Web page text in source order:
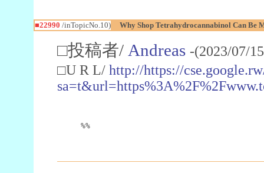
■22990 /inTopicNo.10) Why Shop Tetrahydrocannabinol Can Be
□投稿者/ Andreas -(2023/07/
□U R L/ http://https://
%%